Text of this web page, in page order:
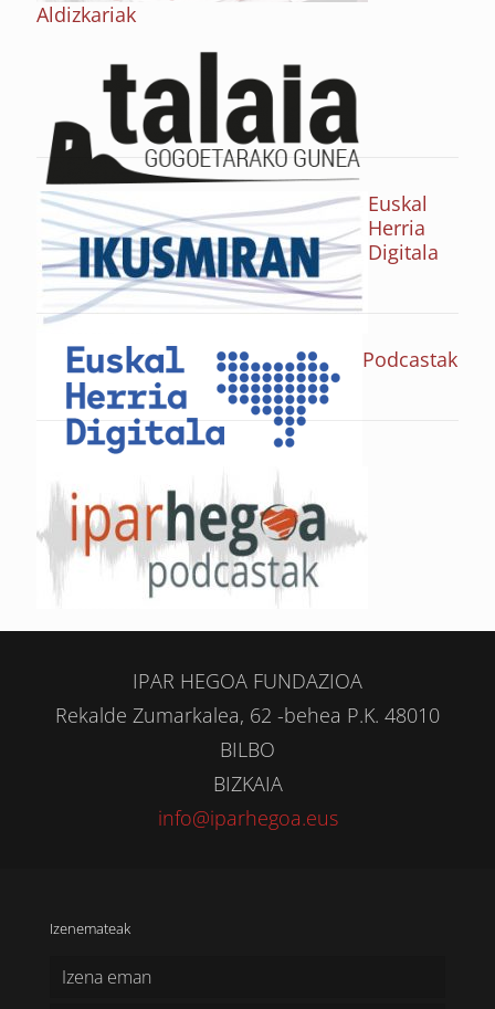
Aldizkariak
Euskal
Herria
Digitala
Podcastak
IPAR HEGOA FUNDAZIOA
Rekalde Zumarkalea, 62 -behea P.K. 48010
BILBO
BIZKAIA
info@iparhegoa.eus
Izenemateak
Izena eman